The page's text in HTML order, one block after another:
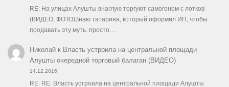
RE: На улицах Алушты внаглую торгуют самогоном с лотков
(ВИДЕО, ФОТО)Знаю татарина, который оформил ИП, чтобы
продавать эту муть. просто…
Николайк Власть устроила на центральной площади
Алушты очередной торговый балаган (ВИДЕО)
14.12.2016
RE: RE: Власть устроила на центральной площади Алушты